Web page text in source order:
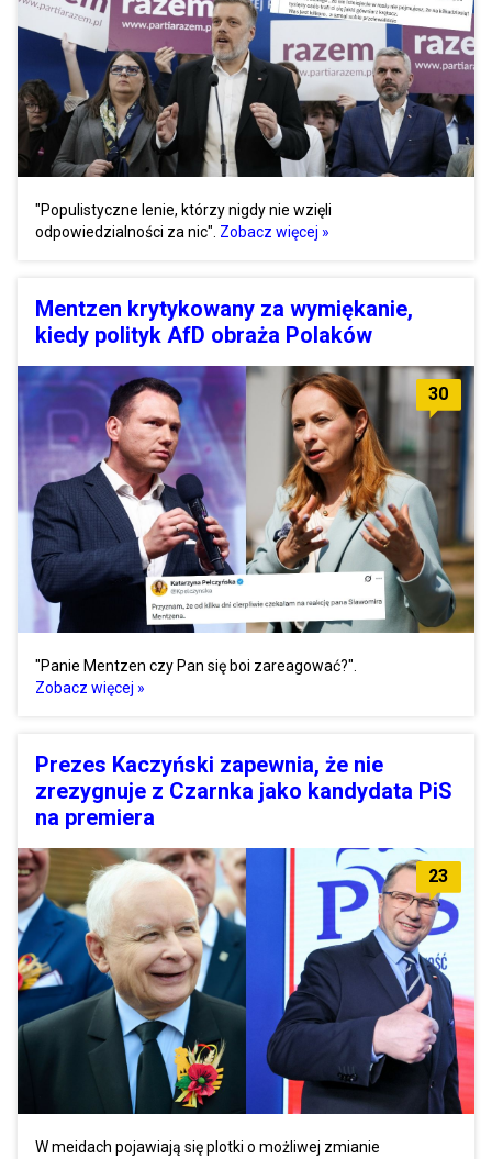
"Populistyczne lenie, którzy nigdy nie wzięli
odpowiedzialności za nic". Zobacz więcej »
Mentzen krytykowany za wymiękanie,
kiedy polityk AfD obraża Polaków
30
"Panie Mentzen czy Pan się boi zareagować?".
Zobacz więcej »
Prezes Kaczyński zapewnia, że nie
zrezygnuje z Czarnka jako kandydata PiS
na premiera
23
W meidach pojawiają się plotki o możliwej zmianie